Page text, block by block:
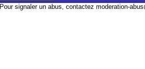
Pour signaler un abus, contactez moderation-